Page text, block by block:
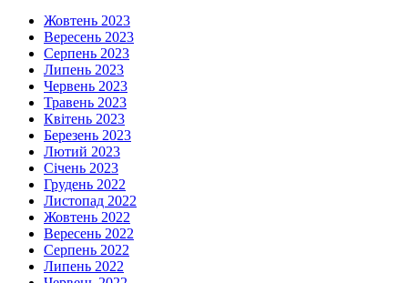
Жовтень 2023
Вересень 2023
Серпень 2023
Липень 2023
Червень 2023
Травень 2023
Квітень 2023
Березень 2023
Лютий 2023
Січень 2023
Грудень 2022
Листопад 2022
Жовтень 2022
Вересень 2022
Серпень 2022
Липень 2022